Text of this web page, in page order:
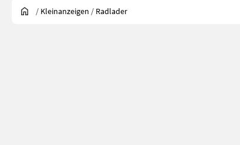
/ Kleinanzeigen / Radlader